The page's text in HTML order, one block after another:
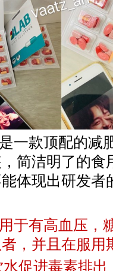
一款顶配的减
简洁明了的食
体现出研发者
于有高血压，
，并且在服用
促进毒素排